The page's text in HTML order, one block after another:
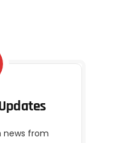
from